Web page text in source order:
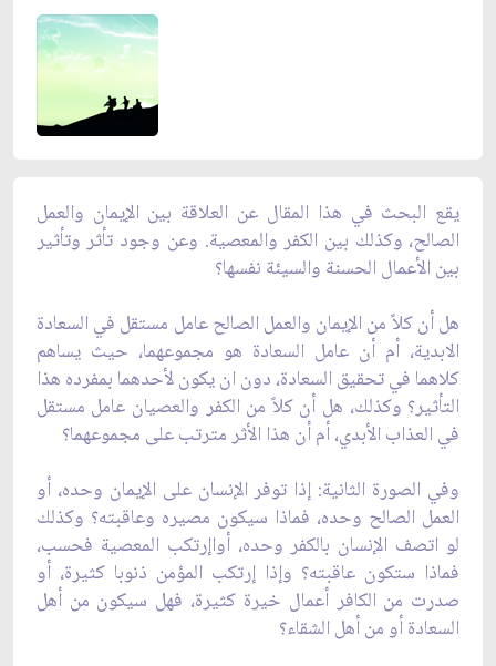
‏يقع البحث في هذا المقال عن العلاقة بين الإيمان والعمل
الصالح، وكذلك بين الكفر والمعصية. وعن وجود تأثر وتأثير
بين الأعمال الحسنة والسيئة نفسها؟
هل أن كلاً من الإيمان والعمل الصالح عامل مستقل في السعادة
الابدية، أم أن عامل السعادة هو مجموعهما، حيث يساهم
كلاهما في تحقيق السعادة، دون ان يكون لأحدهما بمفرده هذا
التأثير؟ وكذلك، هل أن كلاً من الكفر والعصيان عامل مستقل
في العذاب الأبدي، أم أن هذا الأثر مترتب على مجموعهما؟
وفي الصورة الثانية: إذا توفر الإنسان على الإيمان وحده، أو
العمل الصالح وحده، فماذا سيكون مصيره وعاقبته؟ وكذلك
لو اتصف الإنسان بالكفر وحده، أواإرتكب المعصية فحسب،
فماذا ستكون عاقبته؟ وإذا إرتكب المؤمن ذنوبا كثيرة، أو
صدرت من الكافر أعمال خيرة كثيرة، فهل سيكون من أهل
السعادة أو من أهل الشقاء؟